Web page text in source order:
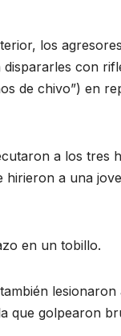
los agresores
con
de chivo”) en
a los tres
hirieron a una
en un tobillo.
que golpearon